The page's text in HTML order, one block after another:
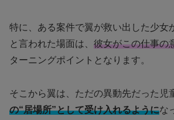
特に、ある案件で翼が救い出した少女
と言われた場面は、 彼女がこの仕事の
ターニングポイントとなります。
そこから翼は、ただの異動先だった児
の“居場所”として受け入れるようにな